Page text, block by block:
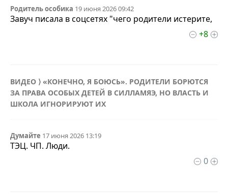
Родитель особика 19 июня 2026 09:42
Завуч писала в соцсетях "чего родители истерите,
+8
ВИДЕО ⟩ «КОНЕЧНО, Я БОЮСЬ». РОДИТЕЛИ БОРЮТСЯ
ЗА ПРАВА ОСОБЫХ ДЕТЕЙ В СИЛЛАМЯЭ, НО ВЛАСТЬ И
ШКОЛА ИГНОРИРУЮТ ИХ
Думайте 17 июня 2026 13:19
ТЭЦ. ЧП. Люди.
0